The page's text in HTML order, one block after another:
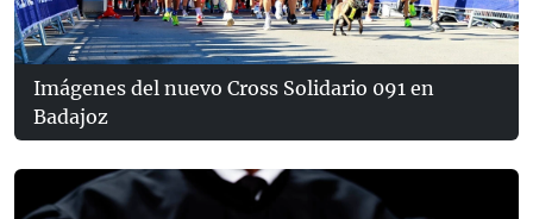
Imágenes del nuevo Cross Solidario 091 en
Badajoz